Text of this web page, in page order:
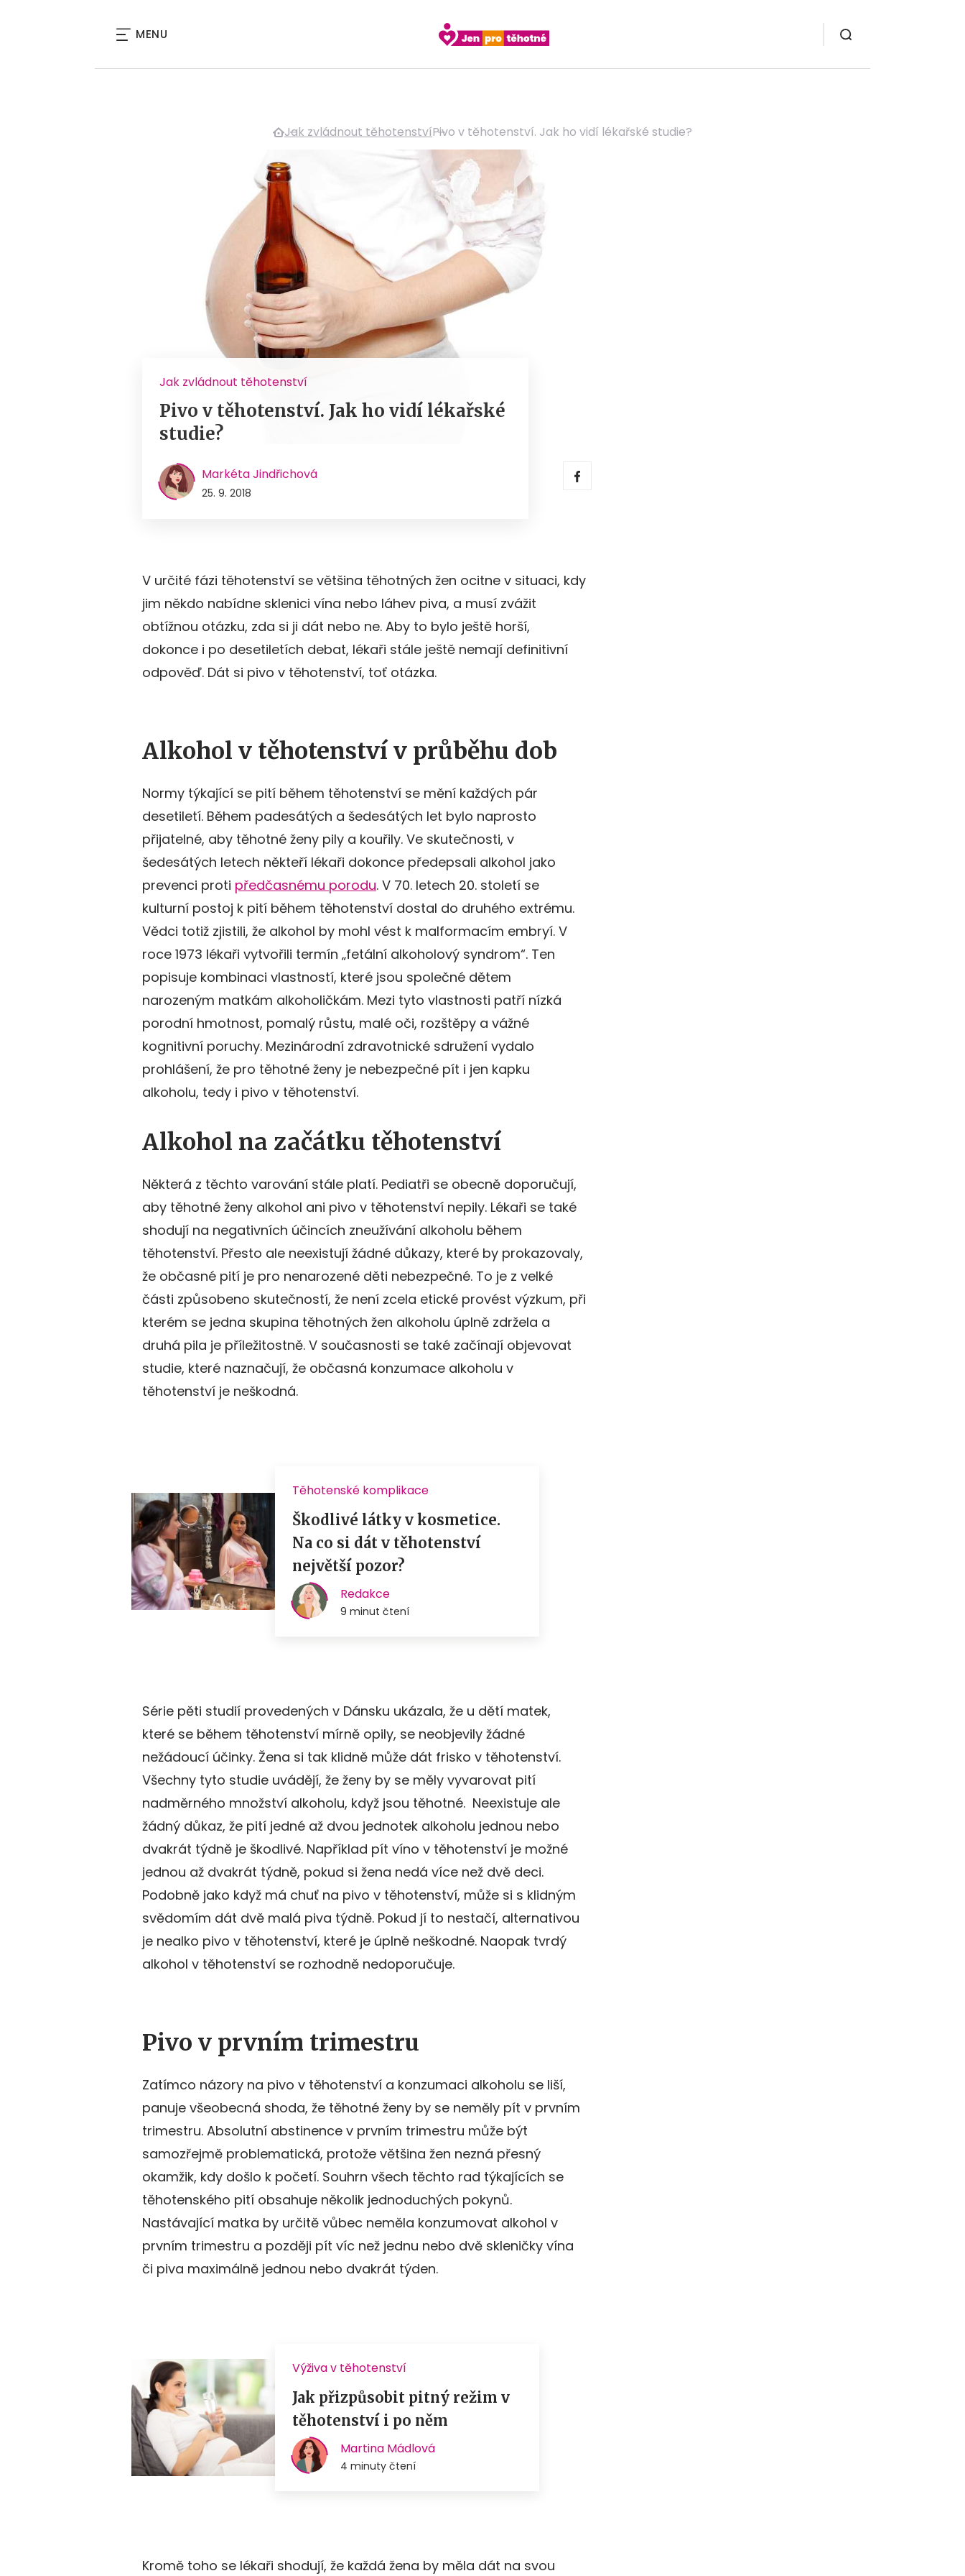
MENU
Jak zvládnout těhotenstvíPivo v těhotenství. Jak ho vidí lékařské studie?
Jak zvládnout těhotenství
Pivo v těhotenství. Jak ho vidí lékařské
studie?
Markéta Jindřichová
25. 9. 2018
V určité fázi těhotenství se většina těhotných žen ocitne v situaci, kdy
jim někdo nabídne sklenici vína nebo láhev piva, a musí zvážit
obtížnou otázku, zda si ji dát nebo ne. Aby to bylo ještě horší,
dokonce i po desetiletích debat, lékaři stále ještě nemají definitivní
odpověď. Dát si pivo v těhotenství, toť otázka.
Alkohol v těhotenství v průběhu dob
Normy týkající se pití během těhotenství se mění každých pár
desetiletí. Během padesátých a šedesátých let bylo naprosto
přijatelné, aby těhotné ženy pily a kouřily. Ve skutečnosti, v
šedesátých letech někteří lékaři dokonce předepsali alkohol jako
prevenci proti předčasnému porodu. V 70. letech 20. století se
kulturní postoj k pití během těhotenství dostal do druhého extrému.
Vědci totiž zjistili, že alkohol by mohl vést k malformacím embryí. V
roce 1973 lékaři vytvořili termín „fetální alkoholový syndrom“. Ten
popisuje kombinaci vlastností, které jsou společné dětem
narozeným matkám alkoholičkám. Mezi tyto vlastnosti patří nízká
porodní hmotnost, pomalý růstu, malé oči, rozštěpy a vážné
kognitivní poruchy. Mezinárodní zdravotnické sdružení vydalo
prohlášení, že pro těhotné ženy je nebezpečné pít i jen kapku
alkoholu, tedy i pivo v těhotenství.
Alkohol na začátku těhotenství
Některá z těchto varování stále platí. Pediatři se obecně doporučují,
aby těhotné ženy alkohol ani pivo v těhotenství nepily. Lékaři se také
shodují na negativních účincích zneužívání alkoholu během
těhotenství. Přesto ale neexistují žádné důkazy, které by prokazovaly,
že občasné pití je pro nenarozené děti nebezpečné. To je z velké
části způsobeno skutečností, že není zcela etické provést výzkum, při
kterém se jedna skupina těhotných žen alkoholu úplně zdržela a
druhá pila je příležitostně. V současnosti se také začínají objevovat
studie, které naznačují, že občasná konzumace alkoholu v
těhotenství je neškodná.
Série pěti studií provedených v Dánsku ukázala, že u dětí matek,
které se během těhotenství mírně opily, se neobjevily žádné
nežádoucí účinky. Žena si tak klidně může dát frisko v těhotenství.
Všechny tyto studie uvádějí, že ženy by se měly vyvarovat pití
nadměrného množství alkoholu, když jsou těhotné. Neexistuje ale
žádný důkaz, že pití jedné až dvou jednotek alkoholu jednou nebo
dvakrát týdně je škodlivé. Například pít víno v těhotenství je možné
jednou až dvakrát týdně, pokud si žena nedá více než dvě deci.
Podobně jako když má chuť na pivo v těhotenství, může si s klidným
svědomím dát dvě malá piva týdně. Pokud jí to nestačí, alternativou
je nealko pivo v těhotenství, které je úplně neškodné. Naopak tvrdý
alkohol v těhotenství se rozhodně nedoporučuje.
Pivo v prvním trimestru
Zatímco názory na pivo v těhotenství a konzumaci alkoholu se liší,
panuje všeobecná shoda, že těhotné ženy by se neměly pít v prvním
trimestru. Absolutní abstinence v prvním trimestru může být
samozřejmě problematická, protože většina žen nezná přesný
okamžik, kdy došlo k početí. Souhrn všech těchto rad týkajících se
těhotenského pití obsahuje několik jednoduchých pokynů.
Nastávající matka by určitě vůbec neměla konzumovat alkohol v
prvním trimestru a později pít víc než jednu nebo dvě skleničky vína
či piva maximálně jednou nebo dvakrát týden.
Kromě toho se lékaři shodují, že každá žena by měla dát na svou